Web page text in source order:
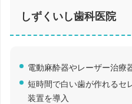
しずくいし歯科医院
電動麻酔器やレーザー治療
短時間で白い歯が作れるセ
装置を導入